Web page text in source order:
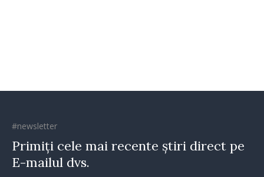
#newsletter
Primiți cele mai recente știri direct pe
E-mailul dvs.